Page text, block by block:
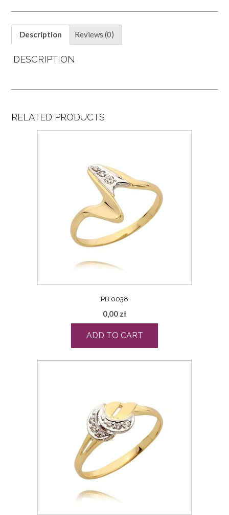
Description Reviews (0)
DESCRIPTION
RELATED PRODUCTS
PB 0038
0,00 zł
ADD TO CART